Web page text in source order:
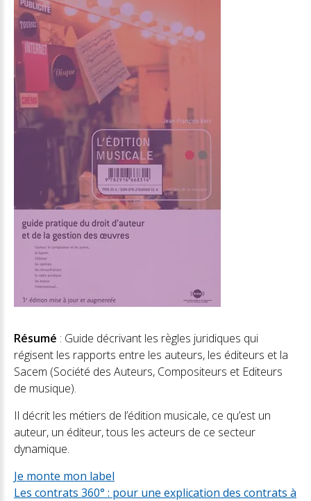
Résumé : Guide décrivant les règles juridiques qui
régisent les rapports entre les auteurs, les éditeurs et la
Sacem (Société des Auteurs, Compositeurs et Editeurs
de musique).
Il décrit les métiers de l’édition musicale, ce qu’est un
auteur, un éditeur, tous les acteurs de ce secteur
dynamique.
Je monte mon label
Les contrats 360° : pour une explication des contrats à